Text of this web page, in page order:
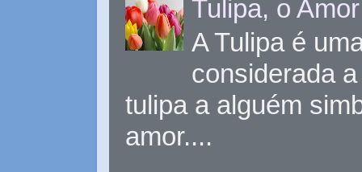
Tulipa, o
A Tulipa é
considerada
tulipa a alguém
amor....